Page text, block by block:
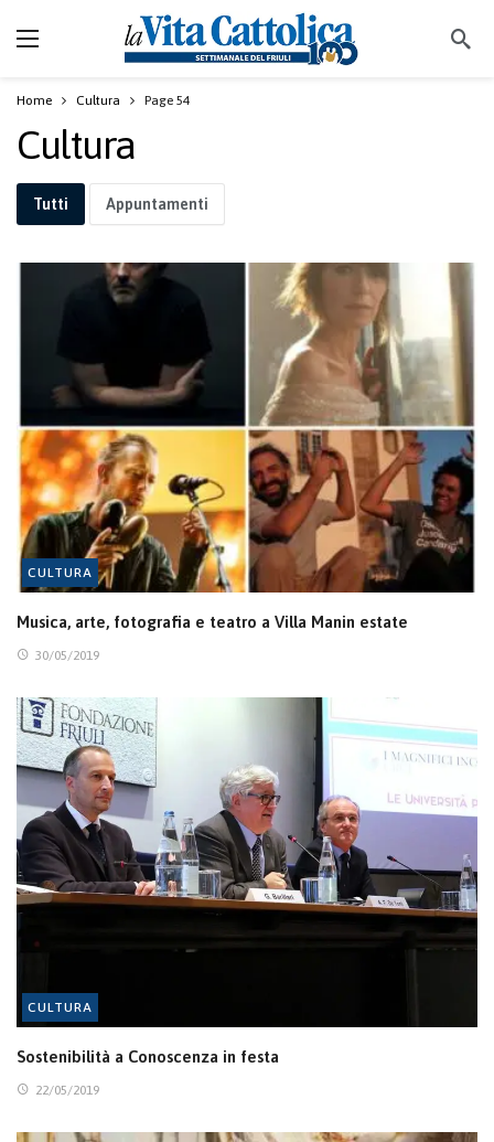
Home Cultura Page 54
Cultura
Tutti Appuntamenti
CULTURA
Musica, arte, fotografia e teatro a Villa Manin estate
30/05/2019
CULTURA
Sostenibilità a Conoscenza in festa
22/05/2019